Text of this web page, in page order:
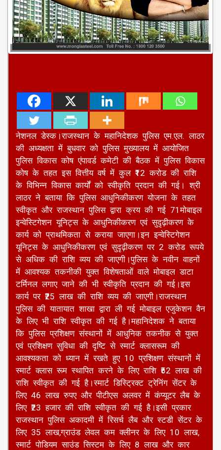
नेशनल डेस्क।राजस्थान के महानिदेशक पुलिस एम.एल. लाठर
की अध्यक्षता में बुधवार को पुलिस मुख्यालय में आयोजित
पुलिस विकास कोष एंपावर्ड कमेटी की बैठक में पुलिस विकास
कोष के तहत इस वित्तीय वर्ष में कुल ₹12 करोड की राशि
के विभिन्न विकास कार्यों को स्वीकृति प्रदान की गई। श्री
लाठर ने बताया कि पुलिस आधुनिकीकरण योजना के तहत
स्वीकृत और राजस्थान पुलिस द्वारा क्रय की गई 71मोबाइल
इन्वेस्टिगेशन यूनिट्स के आधुनिकीकरण एवं सुदृढ़ीकरण के
कार्य को प्राथमिकता से कराया जाएगा।इन इन्वेस्टिगेशन
यूनिट्स के आधुनिकीकरण एवं सुदृढ़ीकरण पर 2 करोड रूपये
से अधिक की राशि व्यय की जाएगी।पुलिस के नवीन वाहनों
में आवश्यक तकनीकी युक्त विशेषताओं वाले मोबाइल डाटा
टर्मिनल लगाए जाने की भी स्वीकृति प्रदान की गई।इस
कार्य पर ₹25 लाख की राशि व्यय की जाएगी।राजस्थान
पुलिस की यातायात शाखा द्वारा ली गई मोबाइल एजुकेशन वैन
के लिए भी राशि स्वीकृत की गई है।महानिदेशक ने बताया
कि पुलिस प्रशिक्षण संस्थानों में आधुनिक तकनीक से युक्त
एवं प्रशिक्षण सुविधा की दृष्टि से स्मार्ट क्लासरूम की
आवश्यकता को ध्यान में रखते हुए 10 प्रशिक्षण संस्थानों में
स्मार्ट क्लास रूम स्थापित करने के लिए राशि ₹52 लाख की
राशि स्वीकृत की गई है।स्मार्ट डिस्ट्रिक्ट ट्रेनिंग सेंटर के
लिए 46 लाख रुपए और पीटीएस अलवर में कंप्यूटर लैब के
लिए ₹23 हजार की राशि स्वीकृत की गई है।इसी प्रकार
राजस्थान पुलिस अकादमी में रिसर्च लैब और स्टडी सेंटर के